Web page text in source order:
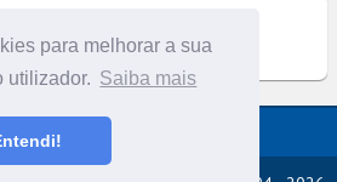
para melhorar a sua
utilizador. Saiba mais